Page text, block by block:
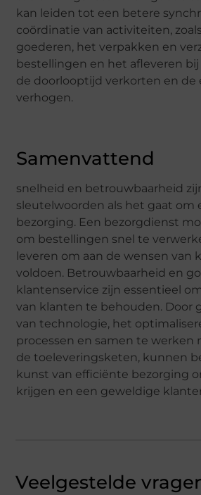
kan leiden tot een betere
coördinatie van activiteiten,
goederen, het verpakken en
bestellingen en het afleveren
de doorlooptijd verkorten en de
verhogen.
Samenvattend
snelheid en betrouwbaarheid
sleutelwoorden als het gaat om
bezorging. Een bezorgdienst
om bestellingen snel te
leveren om aan de wensen van
voldoen. Betrouwbaarheid en
klantenservice zijn essentieel
van klanten te behouden. Door
van technologie, het
processen en samen te werken
de toeleveringsketen, kunnen
kunst van efficiënte bezorging
krijgen en een geweldige
Veelgestelde